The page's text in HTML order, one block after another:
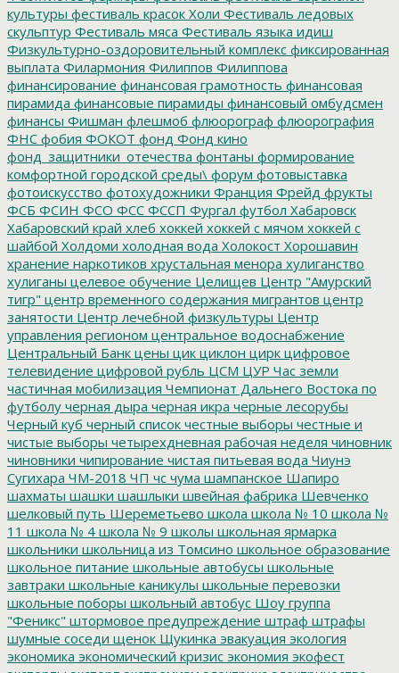
культуры фестиваль красок Холи Фестиваль ледовых
скульптур Фестиваль мяса Фестиваль языка идиш
Физкультурно-оздоровительный комплекс фиксированная
выплата Филармония Филиппов Филиппова
финансирование финансовая грамотность финансовая
пирамида финансовые пирамиды финансовый омбудсмен
финансы Фишман флешмоб флюорограф флюорография
ФНС фобия ФОКОТ фонд Фонд кино
фонд_защитники_отечества фонтаны формирование
комфортной городской среды\ форум фотовыставка
фотоискусство фотохудожники Франция Фрейд фрукты
ФСБ ФСИН ФСО ФСС ФССП Фургал футбол Хабаровск
Хабаровский край хлеб хоккей хоккей с мячом хоккей с
шайбой Холдоми холодная вода Холокост Хорошавин
хранение наркотиков хрустальная менора хулиганство
хулиганы целевое обучение Целищев Центр "Амурский
тигр" центр временного содержания мигрантов центр
занятости Центр лечебной физкультуры Центр
управления регионом центральное водоснабжение
Центральный Банк цены цик циклон цирк цифровое
телевидение цифровой рубль ЦСМ ЦУР Час земли
частичная мобилизация Чемпионат Дальнего Востока по
футболу черная дыра черная икра черные лесорубы
Черный куб черный список честные выборы честные и
чистые выборы четырехдневная рабочая неделя чиновник
чиновники чипирование чистая питьевая вода Чиунэ
Сугихара ЧМ-2018 ЧП чс чума шампанское Шапиро
шахматы шашки шашлыки швейная фабрика Шевченко
шелковый путь Шереметьево школа школа № 10 школа №
11 школа № 4 школа № 9 школы школьная ярмарка
школьники школьница из Томсино школьное образование
школьное питание школьные автобусы школьные
завтраки школьные каникулы школьные перевозки
школьные поборы школьный автобус Шоу группа
"Феникс" штормовое предупреждение штраф штрафы
шумные соседи щенок Щукинка эвакуация экология
экономика экономический кризис экономия экофест